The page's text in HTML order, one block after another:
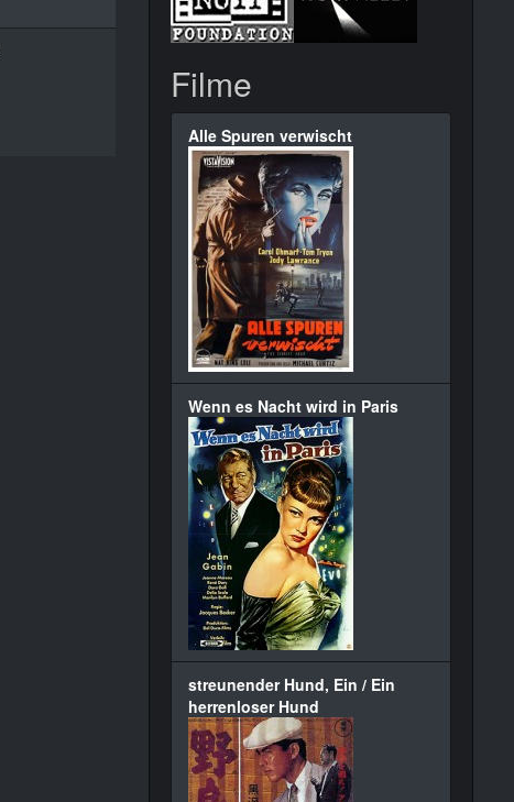
Filme
Alle Spuren verwischt
Wenn es Nacht wird in Paris
streunender Hund, Ein / Ein
herrenloser Hund